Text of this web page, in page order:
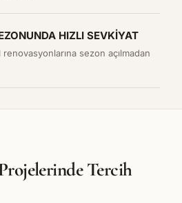
HIZLI SEVKIYAT
sezon açılmadan
Tercih